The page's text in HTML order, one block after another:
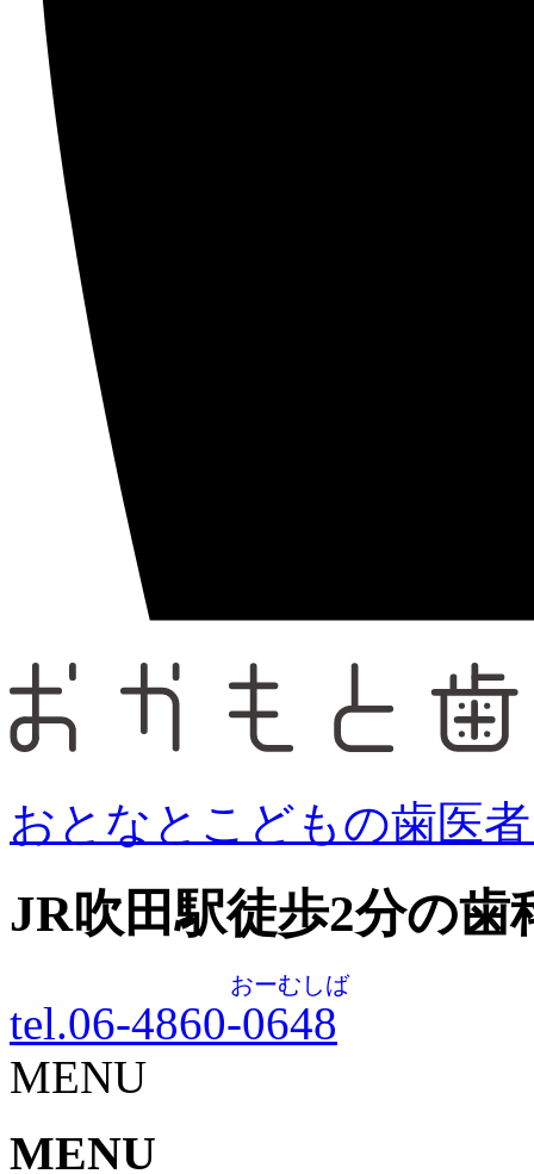
おとなとこどもの歯医
JR吹田駅徒歩2分の歯
tel.06-4860-0648
おーむしば
MENU
MENU